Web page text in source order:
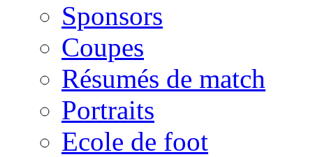
Sponsors
Coupes
Résumés de match
Portraits
Ecole de foot